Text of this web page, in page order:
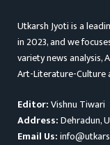
Utkarsh Jyoti is a
in 2023, and we
variety news analysis,
Art-Literature-Culture
Editor:Vishnu Tiwari
Address:Dehradun,
Email Us: